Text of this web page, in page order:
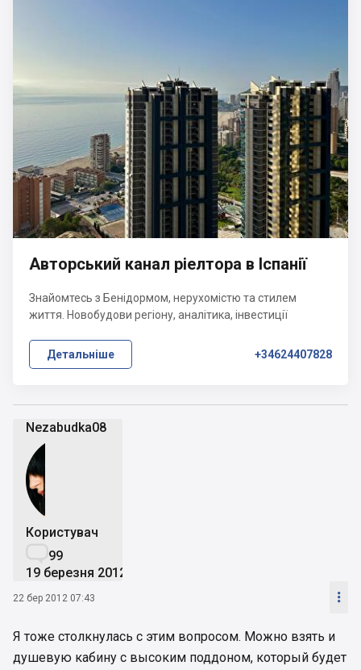
Nezabudka08
Користувач
99
19 березня 2012
22 бер 2012 07:43 
Я тоже столкнулась с этим вопросом. Можно взять и
душевую кабину с высоким поддоном, который будет
Авторський канал ріелтора в Іспанії
Знайомтесь з Бенідормом, нерухомістю та стилем
життя. Новобудови регіону, аналітика, інвестиції
Детальніше +34624407828